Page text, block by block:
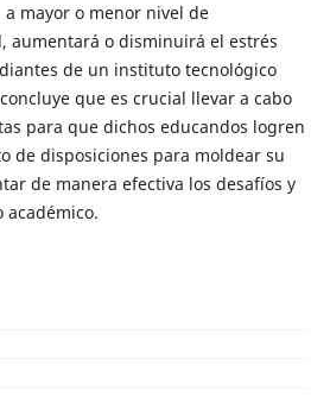
mayor o menor nivel de
aumentará o disminuirá el estrés
de un instituto tecnológico
que es crucial llevar a cabo
para que dichos educandos logren
de disposiciones para moldear su
de manera efectiva los desafíos y
académico.